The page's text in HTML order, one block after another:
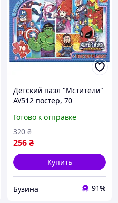
Детский пазл "Мстители"
AV512 постер, 70
Готово к отправке
256₴
320 ₴
Купить
Бузина 91%